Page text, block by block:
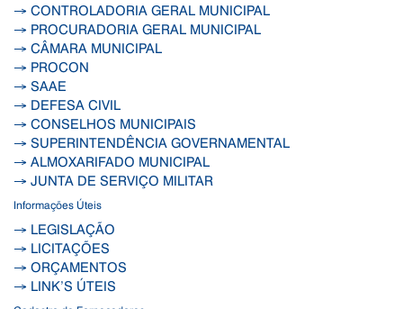
→ CONTROLADORIA GERAL MUNICIPAL
→ PROCURADORIA GERAL MUNICIPAL
→ CÂMARA MUNICIPAL
→ PROCON
→ SAAE
→ DEFESA CIVIL
→ CONSELHOS MUNICIPAIS
→ SUPERINTENDÊNCIA GOVERNAMENTAL
→ ALMOXARIFADO MUNICIPAL
→ JUNTA DE SERVIÇO MILITAR
Informações Úteis
→ LEGISLAÇÃO
→ LICITAÇÕES
→ ORÇAMENTOS
→ LINK’S ÚTEIS